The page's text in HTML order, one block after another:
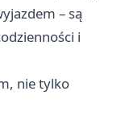
– są
i
nie tylko